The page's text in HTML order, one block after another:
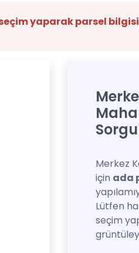
yaparak parsel bilgisi
Merkez
için ada
Lütfen
seçim